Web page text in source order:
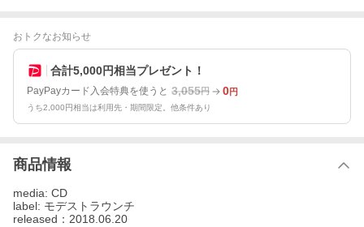
おトクなお知らせ
合計5,000円相当プレゼント！
PayPayカード入会特典を使うと 3,055円 0円
うち2,000円相当は利用先・期間限定。他条件あり
商品情報
media: CD
label: モデストラウンチ
released：2018.06.20